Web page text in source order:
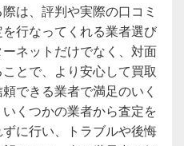
は、評判や実際の口コミ
行なってくれる業者選び
ネットだけでなく、対面
とで、より安心して買取
できる業者で満足のいく
くつかの業者から査定を
に行い、トラブルや後悔